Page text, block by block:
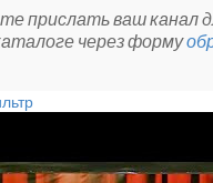
прислать ваш канал
через форму